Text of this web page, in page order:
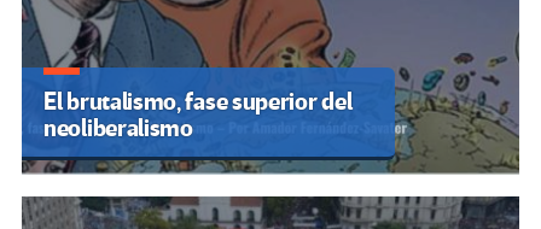
El brutalismo, fase superior del
neoliberalismo